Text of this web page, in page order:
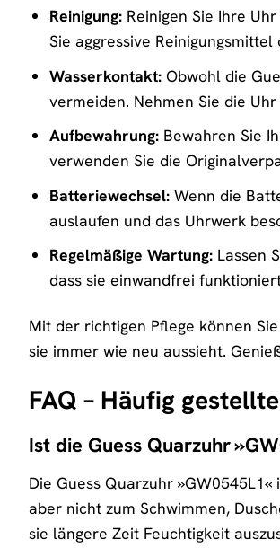
Reinigung:Reinigen Sie Ihre
Sie aggressive
Wasserkontakt:Obwohl die
vermeiden. Nehmen Sie die
Aufbewahrung:Bewahren Sie
verwenden Sie die
Batteriewechsel:Wenn die
auslaufen und das Uhrwerk
Regelmäßige Wartung:Lassen
dass sie einwandfrei
Mit der richtigen Pflege können
sie immer wie neu aussieht.
FAQ – Häufig
Ist die Guess Quarzuhr
Die Guess Quarzuhr
aber nicht zum Schwimmen,
sie längere Zeit Feuchtigkeit